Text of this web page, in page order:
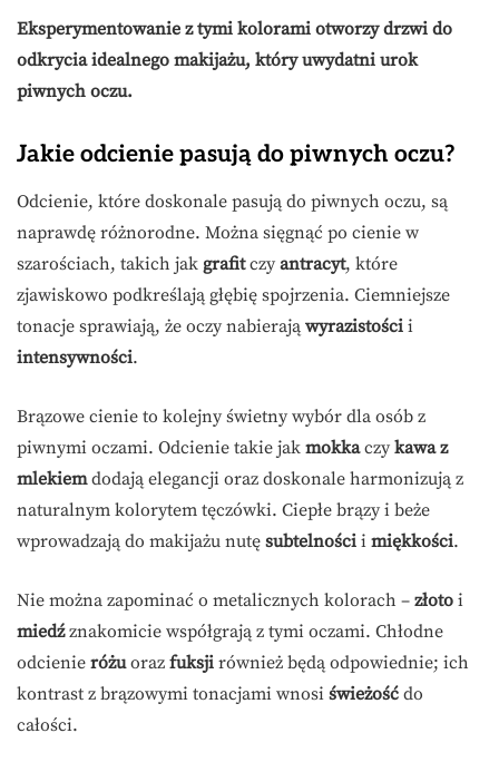
Eksperymentowanie z tymi kolorami otworzy drzwi do
odkrycia idealnego makijażu, który uwydatni urok
piwnych oczu.
Jakie odcienie pasują do piwnych oczu?
Odcienie, które doskonale pasują do piwnych oczu, są
naprawdę różnorodne. Można sięgnąć po cienie w
szarościach, takich jak grafitczy antracyt, które
zjawiskowo podkreślają głębię spojrzenia. Ciemniejsze
tonacje sprawiają, że oczy nabierają wyrazistości i
intensywności.
Brązowe cienie to kolejny świetny wybór dla osób z
piwnymi oczami. Odcienie takie jak mokkaczy kawa z
mlekiemdodają elegancji oraz doskonale harmonizują z
naturalnym kolorytem tęczówki. Ciepłe brązy i beże
wprowadzają do makijażu nutę subtelności i miękkości.
Nie można zapominać o metalicznych kolorach – złoto i
miedźznakomicie współgrają z tymi oczami. Chłodne
odcienie różuoraz fuksji również będą odpowiednie; ich
kontrast z brązowymi tonacjami wnosi świeżość do
całości.